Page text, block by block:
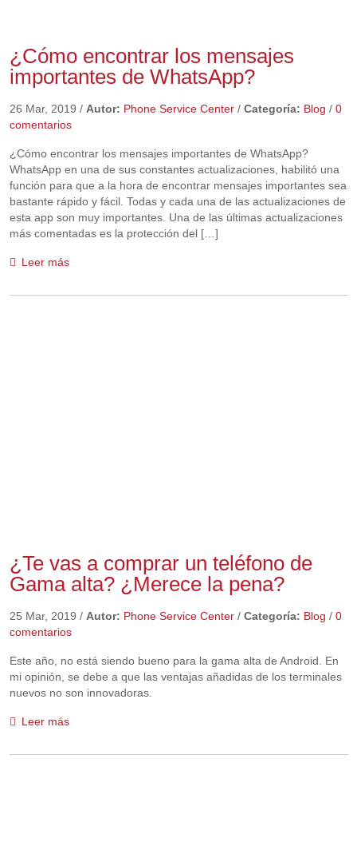
¿Cómo encontrar los mensajes
importantes de WhatsApp?
26 Mar, 2019 / Autor: Phone Service Center/ Categoría: Blog / 0
comentarios
¿Cómo encontrar los mensajes importantes de WhatsApp?
WhatsApp en una de sus constantes actualizaciones, habilitó una
función para que a la hora de encontrar mensajes importantes sea
bastante rápido y fácil. Todas y cada una de las actualizaciones de
esta app son muy importantes. Una de las últimas actualizaciones
más comentadas es la protección del […]
Leer más
¿Te vas a comprar un teléfono de
Gama alta? ¿Merece la pena?
25 Mar, 2019 / Autor: Phone Service Center/ Categoría: Blog / 0
comentarios
Este año, no está siendo bueno para la gama alta de Android. En
mi opinión, se debe a que las ventajas añadidas de los terminales
nuevos no son innovadoras.
Leer más